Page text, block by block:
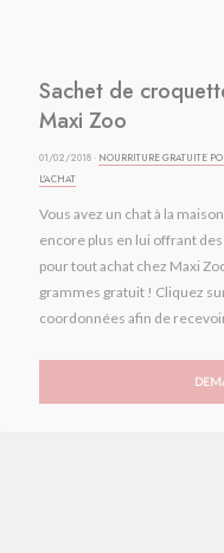
Sachet de
Maxi Zoo
01/02/2018 · NOURRITURE GRATUITE
L'ACHAT
Vous avez un chat à la
encore plus en lui offrant
pour tout achat chez Maxi
grammes gratuit ! Cliquez
coordonnées afin de